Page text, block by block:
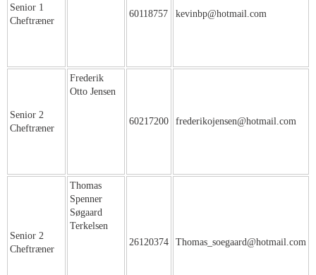
Senior 1
Cheftræner
60118757 kevinbp@hotmail.com
Senior 2
Cheftræner
Frederik
Otto Jensen
60217200 frederikojensen@hotmail.com
Senior 2
Cheftræner
Thomas
Spenner
Søgaard
Terkelsen
26120374
Thomas_soegaard@hotmail.com